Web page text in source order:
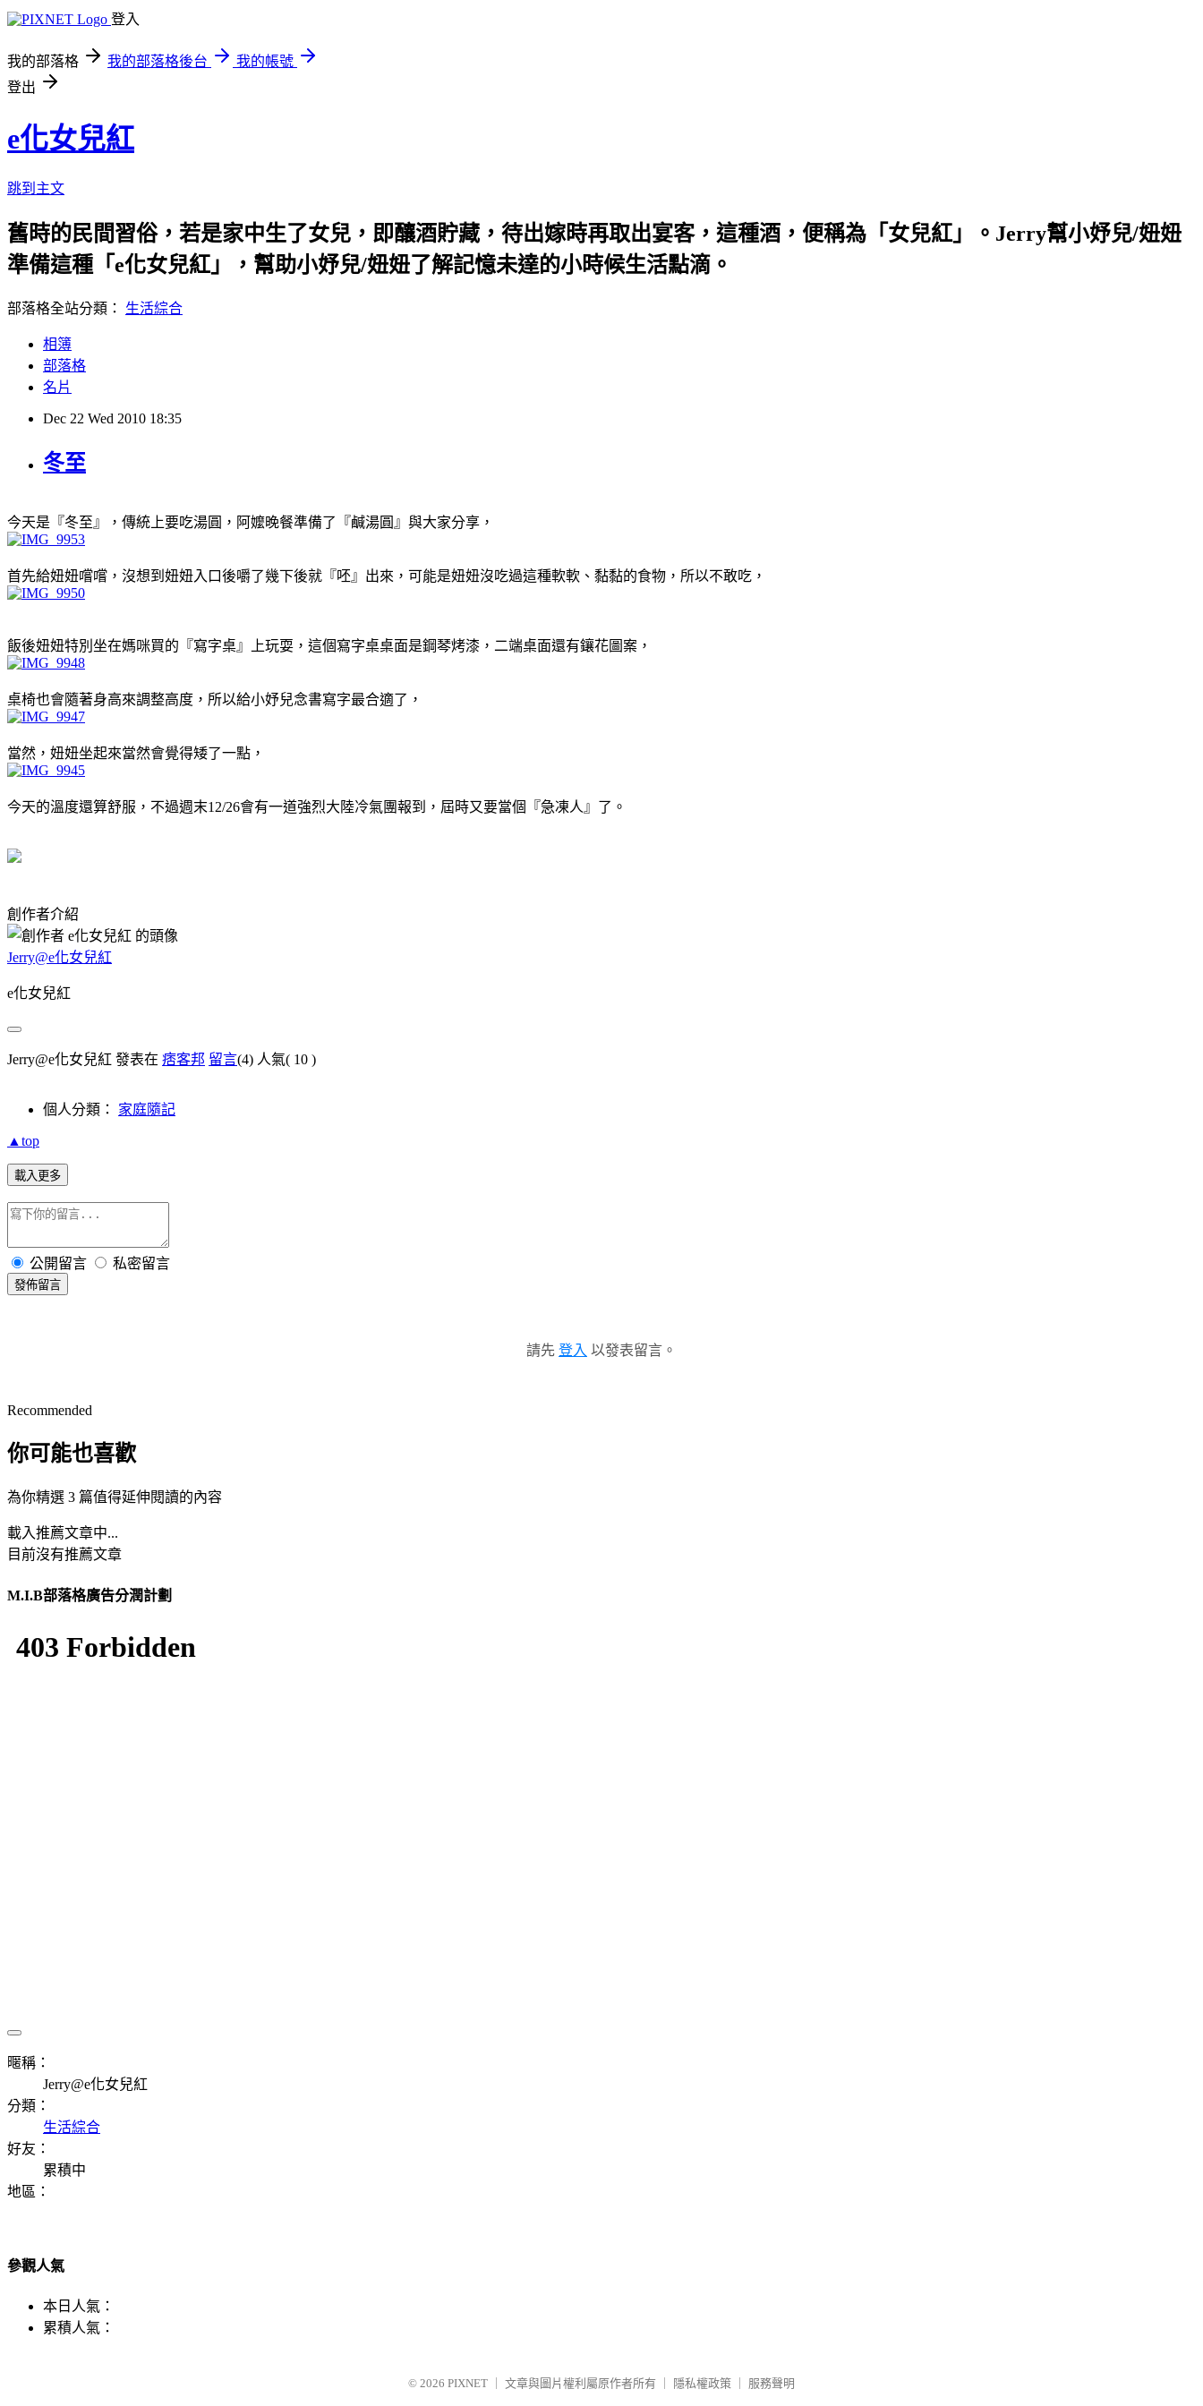
登入
我的部落格 我的部落格後台
我的帳號
登出
e化女兒紅
跳到主文
舊時的民間習俗，若是家中生了女兒，即釀酒貯藏，待出嫁時再取出宴客，這種酒，便稱為「女兒紅」。Jerry幫小妤兒/妞妞
準備這種「e化女兒紅」，幫助小妤兒/妞妞了解記憶未達的小時候生活點滴。
部落格全站分類： 生活綜合
相簿
部落格
名片
Dec 22 Wed 2010 18:35
冬至
今天是『冬至』，傳統上要吃湯圓，阿嬤晚餐準備了『鹹湯圓』與大家分享，
首先給妞妞嚐嚐，沒想到妞妞入口後嚼了幾下後就『呸』出來，可能是妞妞沒吃過這種軟軟、黏黏的食物，所以不敢吃，
飯後妞妞特別坐在媽咪買的『寫字桌』上玩耍，這個寫字桌桌面是鋼琴烤漆，二端桌面還有鑲花圖案，
桌椅也會隨著身高來調整高度，所以給小妤兒念書寫字最合適了，
當然，妞妞坐起來當然會覺得矮了一點，
今天的溫度還算舒服，不過週末12/26會有一道強烈大陸冷氣團報到，屆時又要當個『急凍人』了。
創作者介紹
Jerry@e化女兒紅
e化女兒紅
Jerry@e化女兒紅 發表在 痞客邦 留言(4) 人氣( 10 )
個人分類： 家庭隨記
▲top
載入更多
公開留言 私密留言
發佈留言
請先 登入 以發表留言。
Recommended
你可能也喜歡
為你精選 3 篇值得延伸閱讀的內容
載入推薦文章中...
目前沒有推薦文章
M.I.B部落格廣告分潤計劃
暱稱：
Jerry@e化女兒紅
分類：
生活綜合
好友：
累積中
地區：
參觀人氣
本日人氣：
累積人氣：
© 2026 PIXNET 文章與圖片權利屬原作者所有 隱私權政策 服務聲明